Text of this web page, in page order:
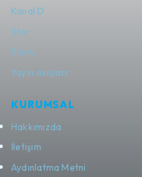
Kanal D
Star
Show
Yayın akışları
KURUMSAL
Hakkımızda
İletişim
Aydınlatma Metni